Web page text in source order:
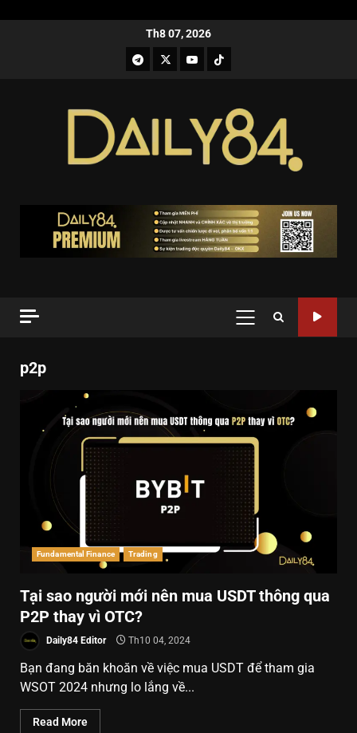
Th8 07, 2026
p2p
Fundamental Finance Trading
Tại sao người mới nên mua USDT thông qua
P2P thay vì OTC?
Daily84 Editor Th10 04, 2024
Bạn đang băn khoăn về việc mua USDT để tham gia
WSOT 2024 nhưng lo lắng về...
Read More